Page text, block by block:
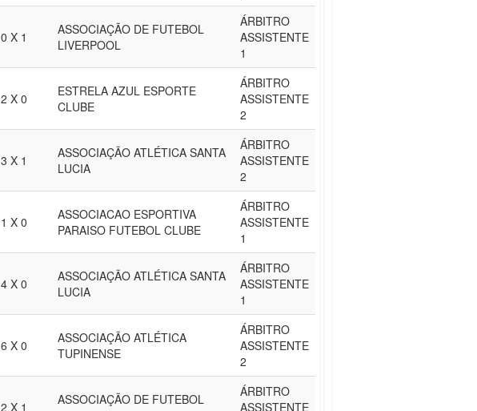
0 X 1
ASSOCIAÇÃO DE FUTEBOL
LIVERPOOL
ÁRBITRO
ASSISTENTE
1
2 X 0
ESTRELA AZUL ESPORTE
CLUBE
ÁRBITRO
ASSISTENTE
2
3 X 1
ASSOCIAÇÃO ATLÉTICA SANTA
LUCIA
ÁRBITRO
ASSISTENTE
2
1 X 0
ASSOCIACAO ESPORTIVA
PARAISO FUTEBOL CLUBE
ÁRBITRO
ASSISTENTE
1
4 X 0
ASSOCIAÇÃO ATLÉTICA SANTA
LUCIA
ÁRBITRO
ASSISTENTE
1
6 X 0
ASSOCIAÇÃO ATLÉTICA
TUPINENSE
ÁRBITRO
ASSISTENTE
2
2 X 1
ASSOCIAÇÃO DE FUTEBOL
ÁRBITRO
ASSISTENTE